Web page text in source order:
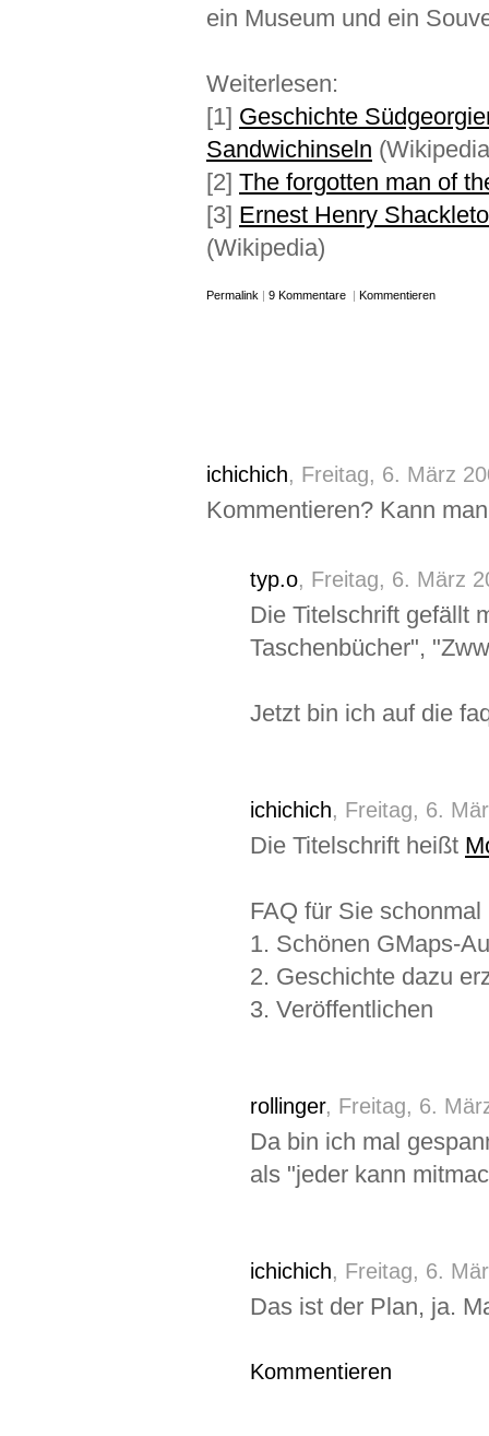
ein Museum und ein
Weiterlesen:
[1] Geschichte
Sandwichinseln
[2] The forgotten man of
[3] Ernest Henry
(Wikipedia)
Permalink | 9 Kommentare | Kommentieren
ichichich, Freitag, 6. März
Kommentieren? Kann
typ.o, Freitag, 6. März
Die Titelschrift gefällt
Taschenbücher",
Jetzt bin ich auf die
ichichich, Freitag, 6.
Die Titelschrift heißt
FAQ für Sie
1. Schönen GMaps-
2. Geschichte dazu
3. Veröffentlichen
rollinger, Freitag, 6.
Da bin ich mal
als "jeder kann
ichichich, Freitag, 6.
Das ist der Plan, ja.
Kommentieren